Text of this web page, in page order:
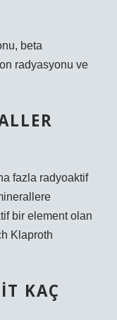
beta
radyasyonu ve
fazla radyoaktif
bir element olan
Klaproth
KAÇ